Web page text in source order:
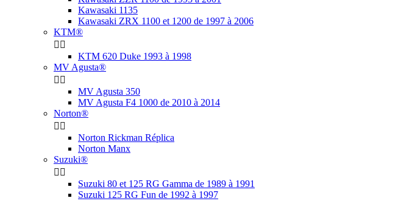
Kawasaki 1135
Kawasaki ZRX 1100 et 1200 de 1997 à 2006
KTM®
 
KTM 620 Duke 1993 à 1998
MV Agusta®
 
MV Agusta 350
MV Agusta F4 1000 de 2010 à 2014
Norton®
 
Norton Rickman Réplica
Norton Manx
Suzuki®
 
Suzuki 80 et 125 RG Gamma de 1989 à 1991
Suzuki 125 RG Fun de 1992 à 1997